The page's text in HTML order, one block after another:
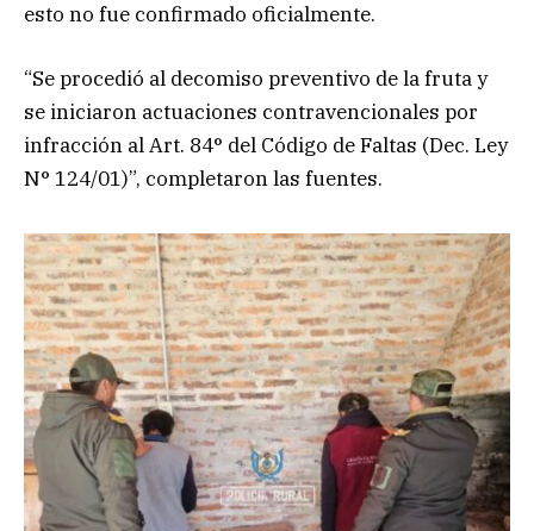
esto no fue confirmado oficialmente.
“Se procedió al decomiso preventivo de la fruta y
se iniciaron actuaciones contravencionales por
infracción al Art. 84° del Código de Faltas (Dec. Ley
N° 124/01)”, completaron las fuentes.